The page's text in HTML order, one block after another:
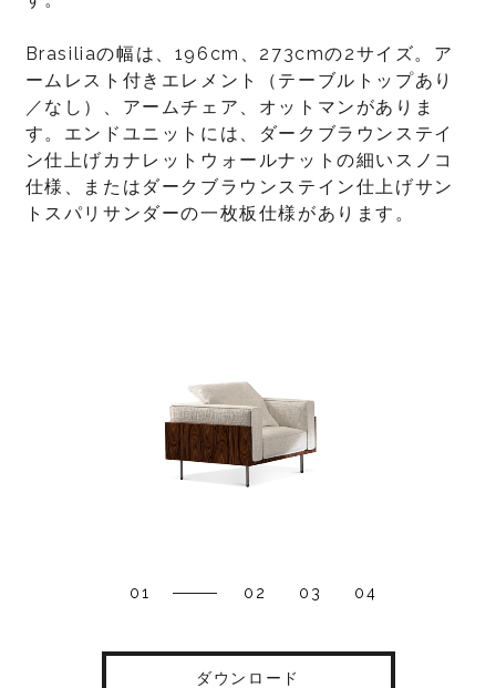
Brasiliaの幅は、196cm、273cmの2サイズ。ア
ームレスト付きエレメント（テーブルトップあり
／なし）、アームチェア、オットマンがありま
す。エンドユニットには、ダークブラウンステイ
ン仕上げカナレットウォールナットの細いスノコ
仕様、またはダークブラウンステイン仕上げサン
トスパリサンダーの一枚板仕様があります。
01 02 03 04
ダウンロード